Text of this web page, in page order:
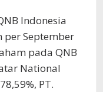
Indonesia
per September
pada QNB
National
PT.